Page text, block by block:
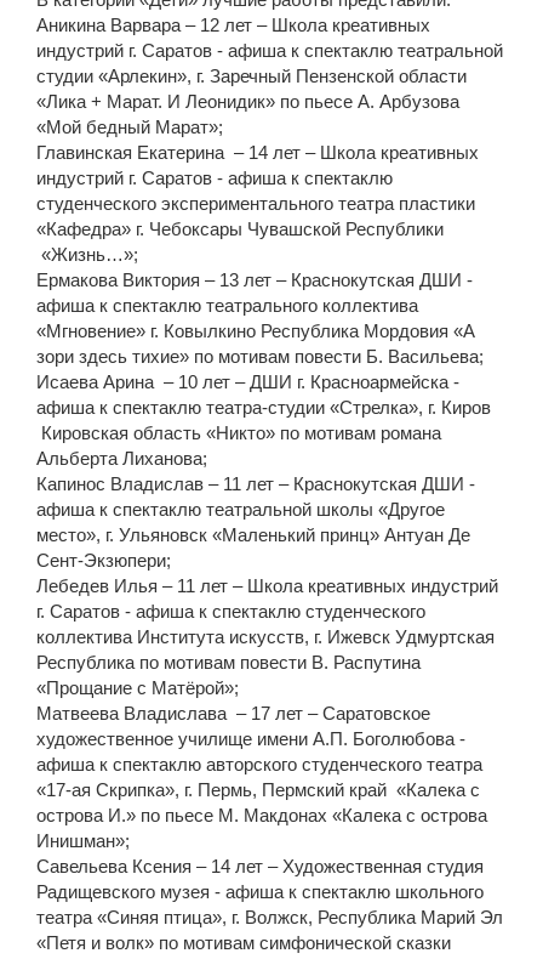
Аникина Варвара – 12 лет – Школа креативных
индустрий г. Саратов - афиша к спектаклю театральной
студии «Арлекин», г. Заречный Пензенской области
«Лика + Марат. И Леонидик» по пьесе А. Арбузова
«Мой бедный Марат»;
Главинская Екатерина – 14 лет – Школа креативных
индустрий г. Саратов - афиша к спектаклю
студенческого экспериментального театра пластики
«Кафедра» г. Чебоксары Чувашской Республики
«Жизнь…»;
Ермакова Виктория – 13 лет – Краснокутская ДШИ -
афиша к спектаклю театрального коллектива
«Мгновение» г. Ковылкино Республика Мордовия «А
зори здесь тихие» по мотивам повести Б. Васильева;
Исаева Арина – 10 лет – ДШИ г. Красноармейска -
афиша к спектаклю театра-студии «Стрелка», г. Киров
Кировская область «Никто» по мотивам романа
Альберта Лиханова;
Капинос Владислав – 11 лет – Краснокутская ДШИ -
афиша к спектаклю театральной школы «Другое
место», г. Ульяновск «Маленький принц» Антуан Де
Сент-Экзюпери;
Лебедев Илья – 11 лет – Школа креативных индустрий
г. Саратов - афиша к спектаклю студенческого
коллектива Института искусств, г. Ижевск Удмуртская
Республика по мотивам повести В. Распутина
«Прощание с Матёрой»;
Матвеева Владислава – 17 лет – Саратовское
художественное училище имени А.П. Боголюбова -
афиша к спектаклю авторского студенческого театра
«17-ая Скрипка», г. Пермь, Пермский край «Калека с
острова И.» по пьесе М. Макдонах «Калека с острова
Инишман»;
Савельева Ксения – 14 лет – Художественная студия
Радищевского музея - афиша к спектаклю школьного
театра «Синяя птица», г. Волжск, Республика Марий Эл
«Петя и волк» по мотивам симфонической сказки